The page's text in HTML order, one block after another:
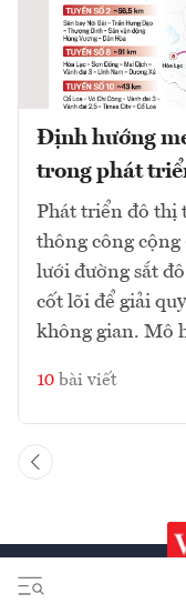
Định hướng
trong phát
Phát triển đô thị
thông công
lưới đường sắt
cốt lõi để giải
không gian. Mô
10 bài viết